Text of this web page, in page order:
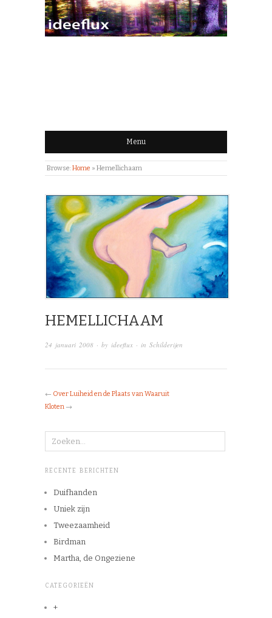
IDEEFLUX | STROOM
VAN IDEEËN
Menu
Browse:Home » Hemellichaam
HEMELLICHAAM
24 januari 2008 · by ideeflux · in Schilderijen
← Over Luiheid en de Plaats van Waaruit
Kloten →
RECENTE BERICHTEN
Duifhanden
Uniek zijn
Tweezaamheid
Birdman
Martha, de Ongeziene
CATEGORIEËN
+